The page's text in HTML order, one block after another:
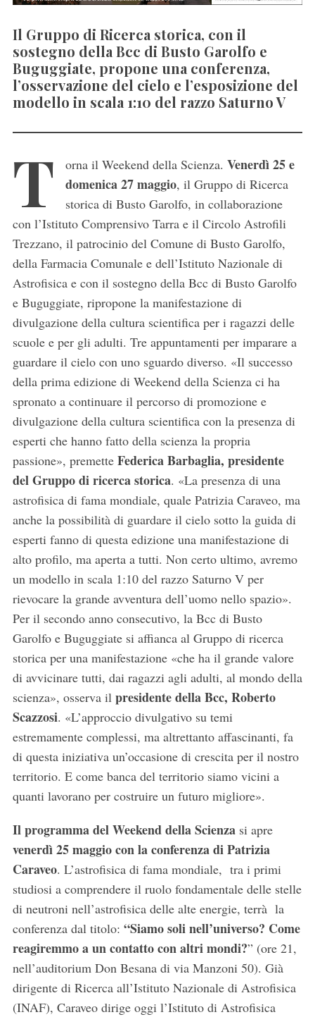
Il Gruppo di Ricerca storica, con il
sostegno della Bcc di Busto Garolfo e
Buguggiate, propone una conferenza,
l’osservazione del cielo e l’esposizione del
modello in scala 1:10 del razzo Saturno V
T orna il Weekend della Scienza. Venerdì 25 e
domenica 27 maggio, il Gruppo di Ricerca
storica di Busto Garolfo, in collaborazione
con l’Istituto Comprensivo Tarra e il Circolo Astrofili
Trezzano, il patrocinio del Comune di Busto Garolfo,
della Farmacia Comunale e dell’Istituto Nazionale di
Astrofisica e con il sostegno della Bcc di Busto Garolfo
e Buguggiate, ripropone la manifestazione di
divulgazione della cultura scientifica per i ragazzi delle
scuole e per gli adulti. Tre appuntamenti per imparare a
guardare il cielo con uno sguardo diverso. «Il successo
della prima edizione di Weekend della Scienza ci ha
spronato a continuare il percorso di promozione e
divulgazione della cultura scientifica con la presenza di
esperti che hanno fatto della scienza la propria
passione», premette Federica Barbaglia, presidente
del Gruppo di ricerca storica. «La presenza di una
astrofisica di fama mondiale, quale Patrizia Caraveo, ma
anche la possibilità di guardare il cielo sotto la guida di
esperti fanno di questa edizione una manifestazione di
alto profilo, ma aperta a tutti. Non certo ultimo, avremo
un modello in scala 1:10 del razzo Saturno V per
rievocare la grande avventura dell’uomo nello spazio».
Per il secondo anno consecutivo, la Bcc di Busto
Garolfo e Buguggiate si affianca al Gruppo di ricerca
storica per una manifestazione «che ha il grande valore
di avvicinare tutti, dai ragazzi agli adulti, al mondo della
scienza», osserva il presidente della Bcc, Roberto
Scazzosi. «L’approccio divulgativo su temi
estremamente complessi, ma altrettanto affascinanti, fa
di questa iniziativa un’occasione di crescita per il nostro
territorio. E come banca del territorio siamo vicini a
quanti lavorano per costruire un futuro migliore».
Il programma del Weekend della Scienzasi apre
venerdì 25 maggio con la conferenza di Patrizia
Caraveo. L’astrofisica di fama mondiale, tra i primi
studiosi a comprendere il ruolo fondamentale delle stelle
di neutroni nell’astrofisica delle alte energie, terrà la
conferenza dal titolo: “Siamo soli nell’universo? Come
reagiremmo a un contatto con altri mondi?” (ore 21,
nell’auditorium Don Besana di via Manzoni 50). Già
dirigente di Ricerca all’Istituto Nazionale di Astrofisica
(INAF), Caraveo dirige oggi l’Istituto di Astrofisica